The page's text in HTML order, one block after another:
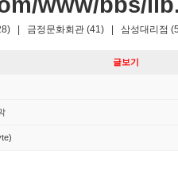
금정문화회관 (41)
삼성대리점
글보기